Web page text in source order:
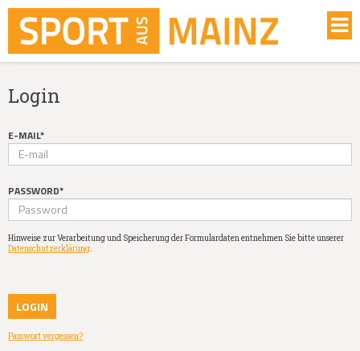
Login
E-MAIL*
PASSWORD*
Hinweise zur Verarbeitung und Speicherung der Formulardaten entnehmen Sie bitte unserer
Datenschutzerklärung.
Passwort vergessen?